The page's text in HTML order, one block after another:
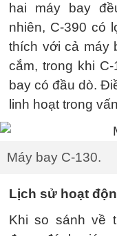
hai máy bay
nhiên, C-390 có
thích với cả máy
cắm, trong khi
bay có đầu dò.
linh hoạt trong
Máy bay C-130.
Lịch sử hoạt
Khi so sánh về